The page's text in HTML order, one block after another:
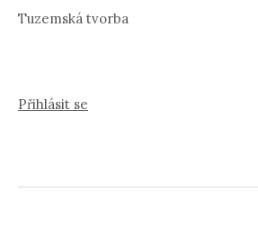
Tuzemská tvorba
Přihlásit se